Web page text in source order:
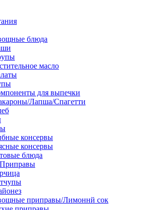
блюда
масло
для выпечки
Лапша/Спагетти
консервы
консервы
блюда
приправы/Лимоннй сок